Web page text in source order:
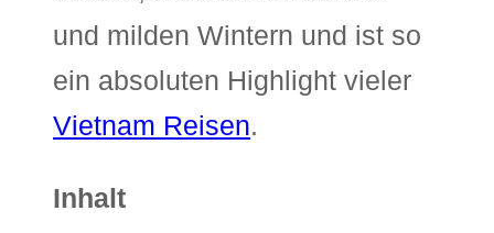
und milden Wintern und ist so
ein absoluten Highlight vieler
Vietnam Reisen.
Inhalt